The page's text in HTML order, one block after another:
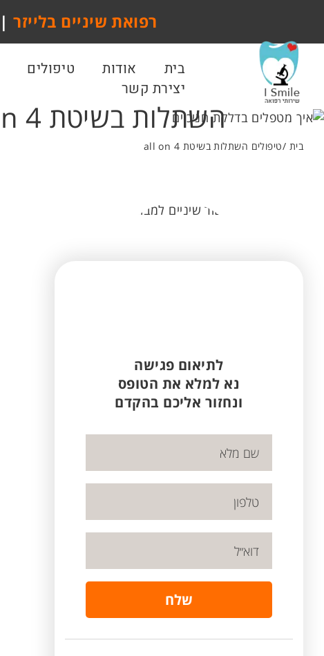
רפואת שיניים בלייזר |
בית אודות טיפולים
יצירת קשר
השתלות בשיטת all on 4
בית טיפולים השתלות בשיטת all on 4
לתיאום פגישה
נא למלא את הטופס
ונחזור אליכם בהקדם